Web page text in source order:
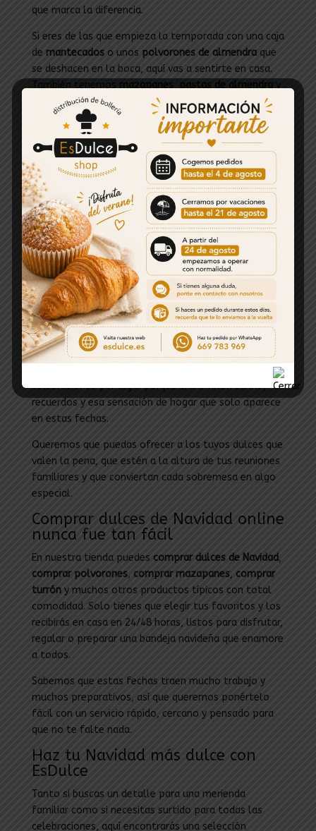
que marca la diferencia.
Si eres de las que empieza la temporada con una caja
de mantecadoso unos polvorones de almendraque
se deshacen en la boca, aquí vas a sentirte en casa.
También tenemos mazapanes pastas de almendray
turronesde distintos tipos, desde los clásicos que
nos acompañan desde siempre hasta versiones más
actuales para sorprender en la sobremesa.
Y, por supuesto, no podían faltar losbombones de
Navidady lascestas surtidas: una opción perfecta si
buscas variedad, un detalle para regalar o
simplemente tener un picoteo dulce siempre listo
para cuando llegan visitas.
Calidad, tradición y ese sabor que
recuerda a familia
En EsDulce seleccionamos cuidadosamente cada
producto para ofrecerte
dulces tradicionales de
Navidadcon el sabor de siempre, elaborados con
ingredientes de calidad y pensados para disfrutar sin
prisas. Son dulces que llevan décadas en nuestras
celebraciones por algo: porque transmiten cariño,
recuerdos y esa sensación de hogar que solo aparece
en estas fechas.
Queremos que puedas ofrecer a los tuyos dulces que
valen la pena, que estén a la altura de tus reuniones
familiares y que conviertan cada sobremesa en algo
especial.
Comprar dulces de Navidad online
nunca fue tan fácil
En nuestra tienda puedes comprar dulces de Navidad,
comprar polvorones, comprar mazapanes, comprar
turróny muchos otros productos típicos con total
comodidad. Solo tienes que elegir tus favoritos y los
recibirás en casa en 24/48 horas, listos para disfrutar,
regalar o preparar una bandeja navideña que enamore
a todos.
Sabemos que estas fechas traen mucho trabajo y
muchos preparativos, así que queremos ponértelo
fácil con un servicio rápido, cercano y pensado para
que no te falte nada.
Haz tu Navidad más dulce con
EsDulce
Tanto si buscas un detalle para una merienda
familiar como si necesitas surtido para todas las
celebraciones, aquí encontrarás una selección